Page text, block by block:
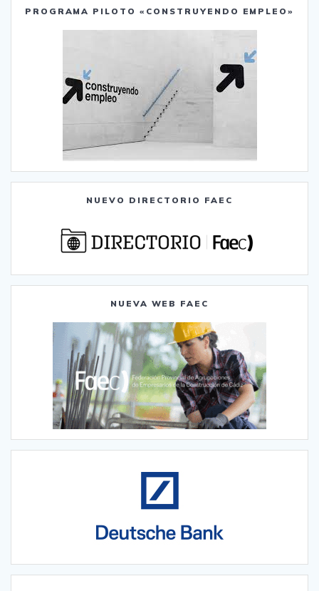
PROGRAMA PILOTO «CONSTRUYENDO EMPLEO»
NUEVO DIRECTORIO FAEC
NUEVA WEB FAEC